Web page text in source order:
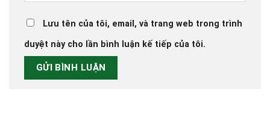
Lưu tên của tôi, email, và trang web trong trình
duyệt này cho lần bình luận kế tiếp của tôi.